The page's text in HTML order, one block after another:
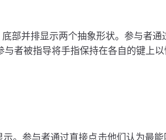
部并排显示两个抽象形状。参与者通
者被指导将手指保持在各自的键上
。参与者通过直接点击他们认为最